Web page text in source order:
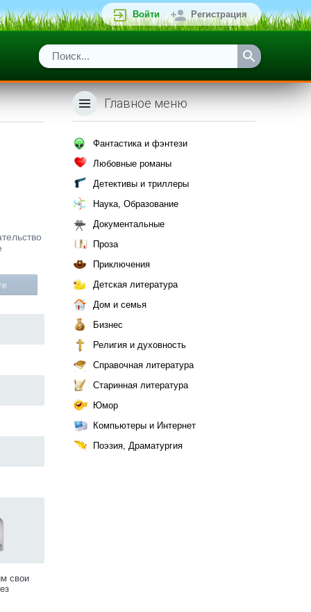
Войти Регистрация
свои
Главное меню
Фантастика и фэнтези
Любовные романы
Детективы и триллеры
Наука, Образование
Документальные
Проза
Приключения
Детская литература
Дом и семья
Бизнес
Религия и духовность
Справочная литература
Старинная литература
Юмор
Компьютеры и Интернет
Поэзия, Драматургия